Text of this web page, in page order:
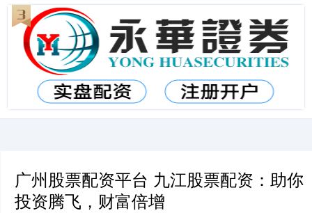
广州股票配资平台 九江股票配资：助你
投资腾飞，财富倍增